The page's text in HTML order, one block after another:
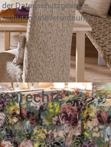
Datenschutzgesetze,
unseres
Sie jederzeit